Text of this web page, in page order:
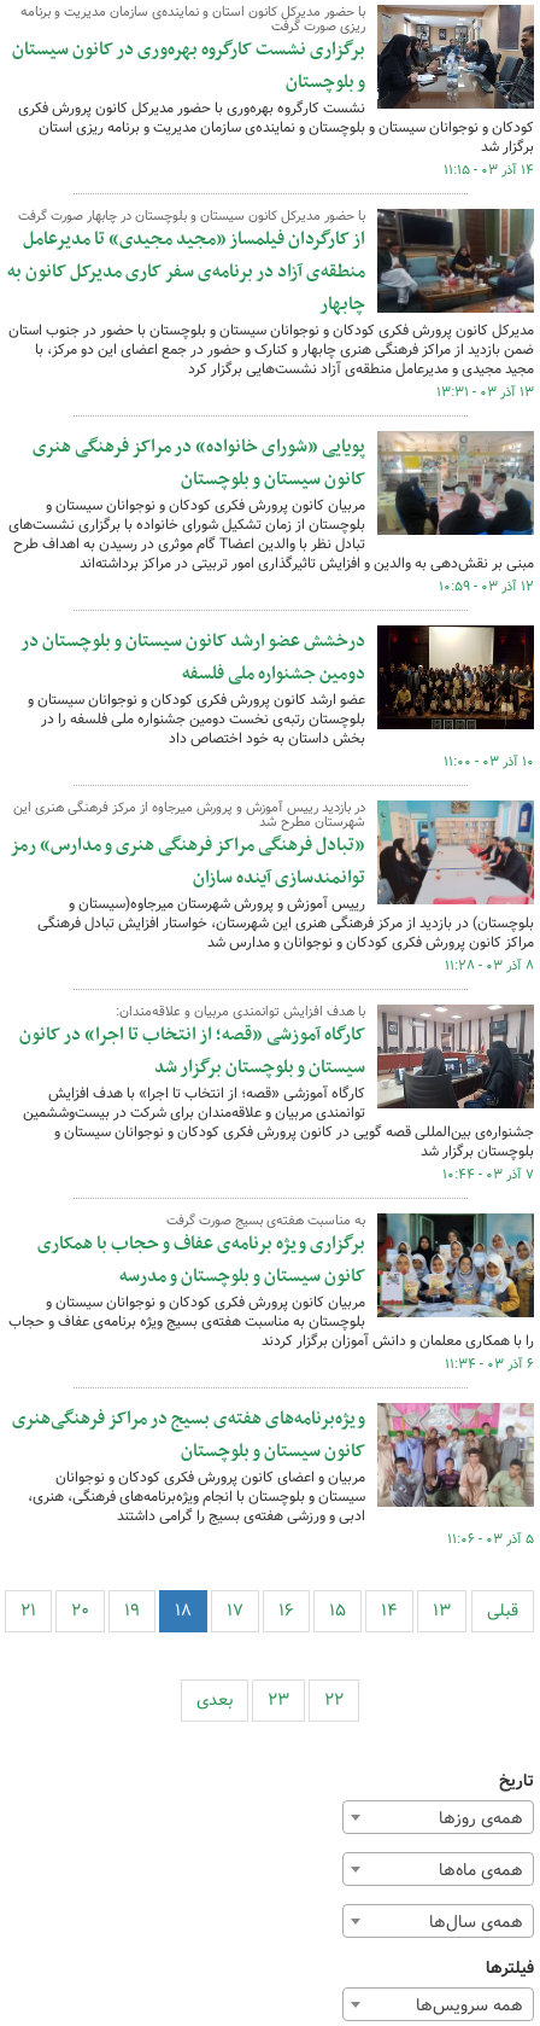
با حضور مدیرکل کانون استان و نماینده‌ی سازمان مدیریت و برنامه
ریزی صورت گرفت
برگزاری نشست کارگروه بهره‌وری در کانون سیستان
و بلوچستان
نشست کارگروه بهره‌وری با حضور مدیرکل کانون پرورش فکری
کودکان و نوجوانان سیستان و بلوچستان و نماینده‌ی سازمان مدیریت و برنامه ریزی استان
برگزار شد
۱۴ آذر ۰۳ - ۱۱:۱۵
با حضور مدیرکل کانون سیستان و بلوچستان در چابهار صورت گرفت
از کارگردان فیلمساز «مجید مجیدی» تا مدیرعامل
منطقه‌ی آزاد در برنامه‌ی سفر کاری مدیرکل کانون به
چابهار
مدیرکل کانون پرورش فکری کودکان و نوجوانان سیستان و بلوچستان با حضور در جنوب استان
ضمن بازدید از مراکز فرهنگی هنری چابهار و کنارک و حضور در جمع اعضای این دو مرکز، با
مجید مجیدی و مدیرعامل منطقه‌ی آزاد نشست‌هایی برگزار کرد
۱۳ آذر ۰۳ - ۱۳:۳۱
پویایی «شورای خانواده» در مراکز فرهنگی هنری
کانون سیستان و بلوچستان
مربیان کانون پرورش فکری کودکان و نوجوانان سیستان و
بلوچستان از زمان تشکیل شورای خانواده با برگزاری نشست‌های
تبادل نظر با والدین اعضاT گام موثری در رسیدن به اهداف طرح
مبنی بر نقش‌دهی به والدین و افزایش تاثیرگذاری امور تربیتی در مراکز برداشته‌اند
۱۲ آذر ۰۳ - ۱۰:۵۹
درخشش عضو ارشد کانون سیستان و بلوچستان در
دومین جشنواره ملی فلسفه
عضو ارشد کانون پرورش فکری کودکان و نوجوانان سیستان و
بلوچستان رتبه‌ی نخست دومین جشنواره ملی فلسفه را در
بخش داستان به خود اختصاص داد
۱۰ آذر ۰۳ - ۱۱:۰۰
در بازدید رییس آموزش و پرورش میرجاوه از مرکز فرهنگی هنری این
شهرستان مطرح شد
«تبادل فرهنگی مراکز فرهنگی هنری و مدارس» رمز
توانمندسازی آینده سازان
رییس آموزش و پرورش شهرستان میرجاوه(سیستان و
بلوچستان) در بازدید از مرکز فرهنگی هنری این شهرستان، خواستار افزایش تبادل فرهنگی
مراکز کانون پرورش فکری کودکان و نوجوانان و مدارس شد
۸ آذر ۰۳ - ۱۱:۲۸
با هدف افزایش توانمندی مربیان و علاقه‌مندان:
کارگاه آموزشی «قصه؛ از انتخاب تا اجرا» در کانون
سیستان و بلوچستان برگزار شد
کارگاه آموزشی «قصه؛ از انتخاب تا اجرا» با هدف افزایش
توانمندی مربیان و علاقه‌مندان برای شرکت در بیست‌وششمین
جشنواره‌ی بین‌المللی قصه گویی در کانون پرورش فکری کودکان و نوجوانان سیستان و
بلوچستان برگزار شد
۷ آذر ۰۳ - ۱۰:۴۴
به مناسبت هفته‌ی بسیج صورت گرفت
برگزاری ویژه برنامه‌ی عفاف و حجاب با همکاری
کانون سیستان و بلوچستان و مدرسه
مربیان کانون پرورش فکری کودکان و نوجوانان سیستان و
بلوچستان به مناسبت هفته‌ی بسیج ویژه برنامه‌ی عفاف و حجاب
را با همکاری معلمان و دانش آموزان برگزار کردند
۶ آذر ۰۳ - ۱۱:۳۴
ویژه‌برنامه‌های هفته‌ی بسیج در مراکز فرهنگی‌هنری
کانون سیستان و بلوچستان
مربیان و اعضای کانون پرورش فکری کودکان و نوجوانان
سیستان و بلوچستان با انجام ویژه‌برنامه‌های فرهنگی، هنری،
ادبی و ورزشی هفته‌ی بسیج را گرامی داشتند
۵ آذر ۰۳ - ۱۱:۰۶
قبلی ۱۳ ۱۴ ۱۵ ۱۶ ۱۷ ۱۸ ۱۹ ۲۰ ۲۱
۲۲ ۲۳ بعدی
تاریخ
همه‌ی روزها
همه‌ی ماه‌ها
همه‌ی سال‌ها
فیلترها
همه سرویس‌ها